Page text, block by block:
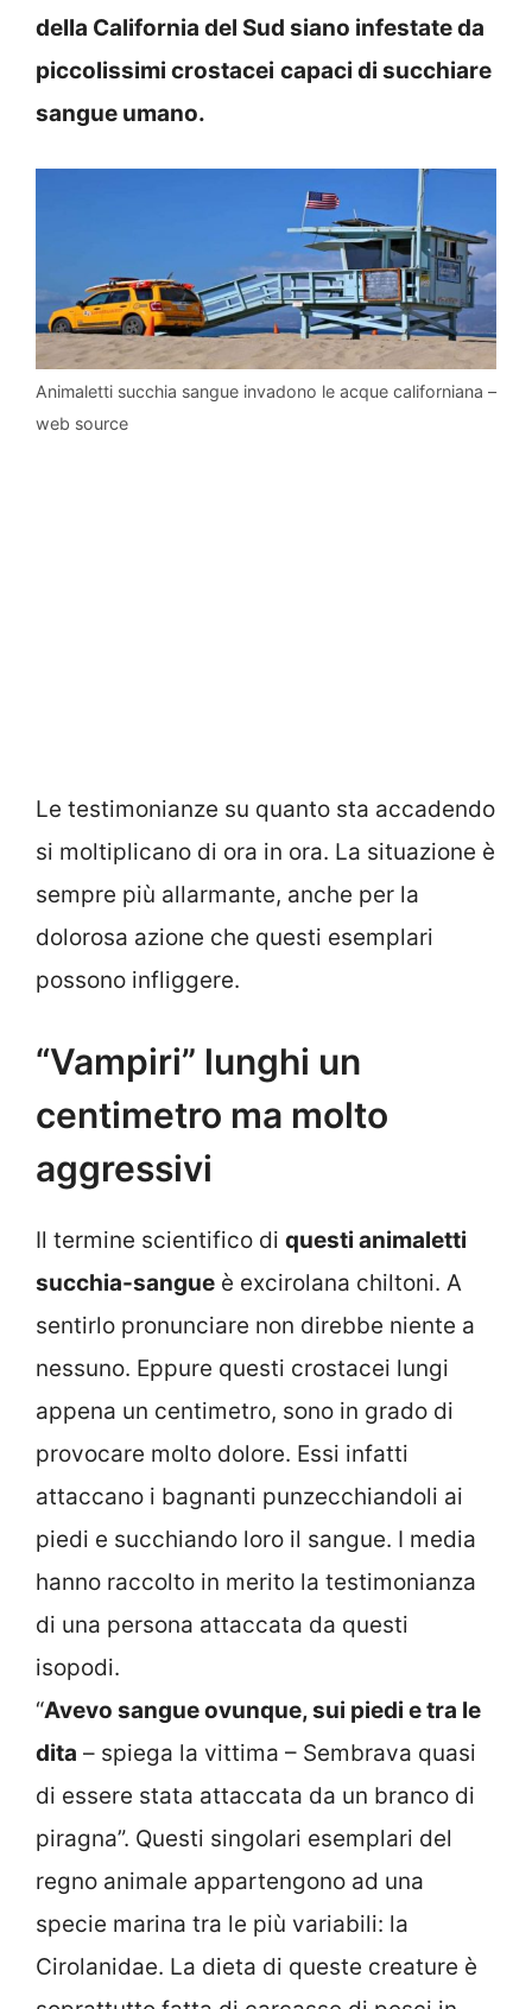
della California del Sud siano infestate da
piccolissimi crostacei capaci di succhiare
sangue umano.
Animaletti succhia sangue invadono le acque californiana –
web source
Le testimonianze su quanto sta accadendo
si moltiplicano di ora in ora. La situazione è
sempre più allarmante, anche per la
dolorosa azione che questi esemplari
possono infliggere.
“Vampiri” lunghi un
centimetro ma molto
aggressivi
Il termine scientifico di questi animaletti
succhia-sangue è excirolana chiltoni. A
sentirlo pronunciare non direbbe niente a
nessuno. Eppure questi crostacei lungi
appena un centimetro, sono in grado di
provocare molto dolore. Essi infatti
attaccano i bagnanti punzecchiandoli ai
piedi e succhiando loro il sangue. I media
hanno raccolto in merito la testimonianza
di una persona attaccata da questi
isopodi.
“Avevo sangue ovunque, sui piedi e tra le
dita – spiega la vittima – Sembrava quasi
di essere stata attaccata da un branco di
piragna”. Questi singolari esemplari del
regno animale appartengono ad una
specie marina tra le più variabili: la
Cirolanidae. La dieta di queste creature è